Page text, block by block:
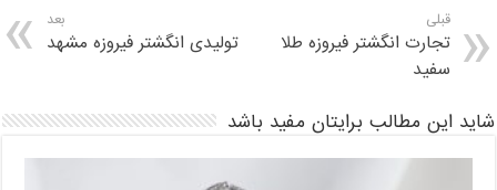
قبلی
تجارت انگشتر فیروزه طلا
سفید
بعد
تولیدی انگشتر فیروزه مشهد
شاید این مطالب برایتان مفید باشد